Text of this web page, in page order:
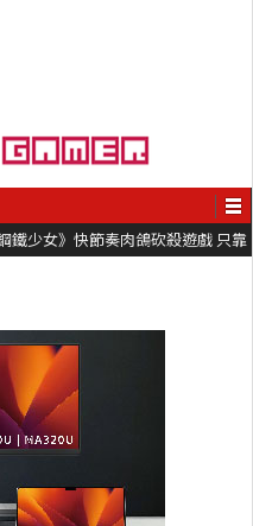
《莉莉狂想曲》只有黑白鍵的譜面